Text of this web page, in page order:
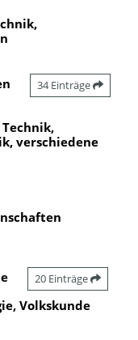
34 Einträge
verschiedene
20 Einträge
Volkskunde